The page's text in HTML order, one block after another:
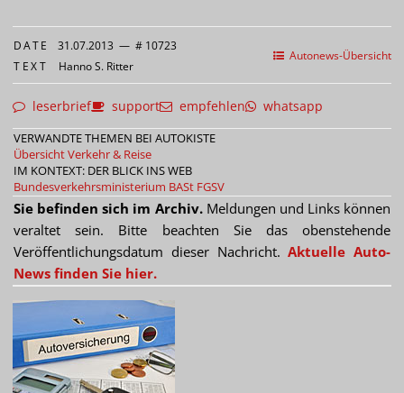
Autonews-Übersicht
DATE 31.07.2013 — # 10723
TEXT Hanno S. Ritter
leserbrief support empfehlen whatsapp
VERWANDTE THEMEN BEI AUTOKISTE
Übersicht Verkehr & Reise
IM KONTEXT: DER BLICK INS WEB
Bundesverkehrsministerium BASt FGSV
Sie befinden sich im Archiv.Meldungen und Links können
veraltet sein. Bitte beachten Sie das obenstehende
Veröffentlichungsdatum dieser Nachricht.Aktuelle Auto-
News finden Sie hier.